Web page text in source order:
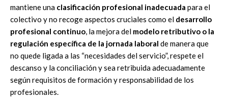
mantiene una clasificación profesional inadecuada para el
colectivo y no recoge aspectos cruciales como el desarrollo
profesional continuo, la mejora del modelo retributivo o la
regulación específica de la jornada laboral de manera que
no quede ligada a las “necesidades del servicio”, respete el
descanso y la conciliación y sea retribuida adecuadamente
según requisitos de formación y responsabilidad de los
profesionales.